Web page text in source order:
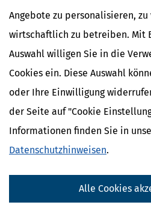
Angebote zu personalisieren, zu
wirtschaftlich zu betreiben. Mit
Auswahl willigen Sie in die
Cookies ein. Diese Auswahl
oder Ihre Einwilligung
der Seite auf "Cookie
Informationen finden Sie in
Datenschutzhinweisen.
Alle Cookies
Datenschutz: Schadensersatz, wenn
befürchtet wird
05.01.2024, 06:48 Uhr]Die
eigenen Daten kann alleine schon
Schadensersatz auslösen. Es
Allerdings muss aus dem Verstoß
Schaden resultieren.